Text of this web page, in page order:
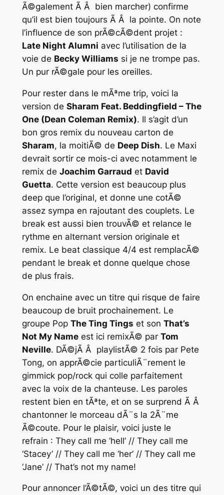
Ã©galement Ã Â bien marcher) confirme
qu’il est bien toujours Ã Â la pointe. On note
l’influence de son prÃ©cÃ©dent projet :
Late Night Alumni avec l’utilisation de la
voie de Becky Williams si je ne trompe pas.
Un pur rÃ©gale pour les oreilles.
Pour rester dans le mÃªme trip, voici la
version de Sharam Feat. Beddingfield – The
One (Dean Coleman Remix). Il s’agit d’un
bon gros remix du nouveau carton de
Sharam, la moitiÃ© de Deep Dish. Le Maxi
devrait sortir ce mois-ci avec notamment le
remix de Joachim Garraud et David
Guetta. Cette version est beaucoup plus
deep que l’original, et donne une cotÃ©
assez sympa en rajoutant des couplets. Le
break est aussi bien trouvÃ© et relance le
rythme en alternant version originale et
remix. Le beat classique 4/4 est remplacÃ©
pendant le break et donne quelque chose
de plus frais.
On enchaine avec un titre qui risque de faire
beaucoup de bruit prochainement. Le
groupe Pop The Ting Tings et son That’s
Not My Nameest ici remixÃ© par Tom
Neville. DÃ©jÃ Â playlistÃ© 2 fois par Pete
Tong, on apprÃ©cie particuliÃ¨rement le
gimmick pop/rock qui colle parfaitement
avec la voix de la chanteuse. Les paroles
restent bien en tÃªte, et on se surprend Ã Â
chantonner le morceau dÃ¨s la 2Ã¨me
Ã©coute. Pour le plaisir, voici juste le
refrain : They call me ‘hell’ // They call me
‘Stacey’ // They call me ‘her’ // They call me
‘Jane’ // That’s not my name!
Pour annoncer l’Ã©tÃ©, voici un des titre qui